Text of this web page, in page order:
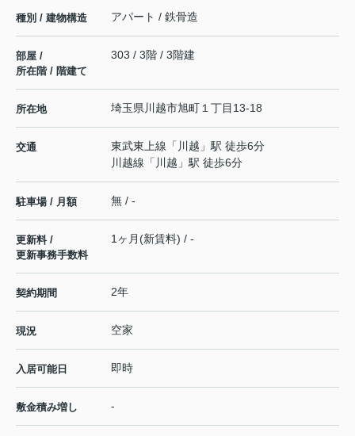
種別 / 建物構造 アパート / 鉄骨造
部屋 /
所在階 / 階建て
303 / 3階 / 3階建
所在地 埼玉県 川越市旭町 １丁目13-18
交通 東武東上線 「 川越 」駅 徒歩6分
川越線 「 川越 」駅 徒歩6分
駐車場 / 月額 無 / -
更新料 /
更新事務手数料
1ヶ月(新賃料) / -
契約期間 2年
現況 空家
入居可能日 即時
敷金積み増し -